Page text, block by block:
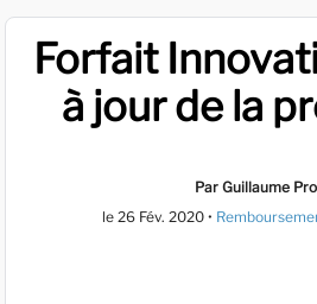
Forfait
à jour de la
Par Guillaume
le 26 Fév. 2020 •